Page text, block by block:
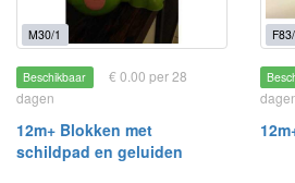
M30/1
Beschikbaar
€ 0.00 per 28
dagen
12m+ Blokken met
schildpad en geluiden